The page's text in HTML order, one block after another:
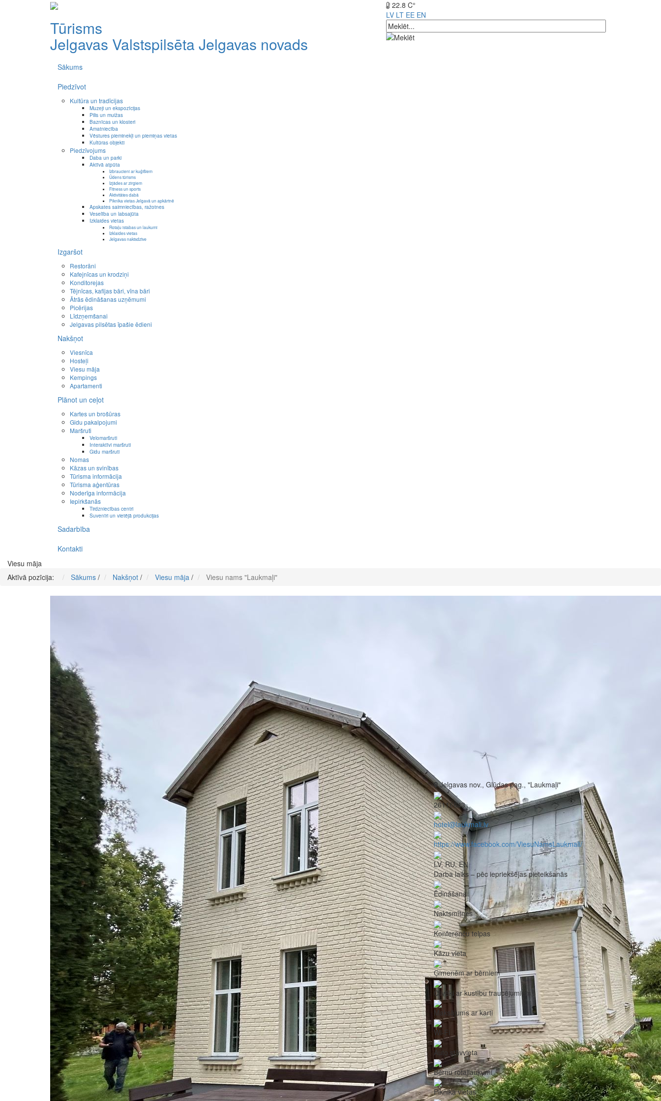
Tūrisms
Jelgavas Valstspilsēta Jelgavas novads
22.8 C°
LV LT EE EN
Sākums
Piedzīvot
Kultūra un tradīcijas
Muzeji un ekspozīcijas
Pilis un muižas
Baznīcas un klosteri
Amatniecība
Vēstures pieminekļi un piemiņas vietas
Kultūras objekti
Piedzīvojums
Daba un parki
Aktīvā atpūta
Izbraucieni ar kuģīšiem
Ūdens tūrisms
Izjādes ar zirgiem
Fitness un sports
Aktivitātes dabā
Piknika vietas Jelgavā un apkārtnē
Apskates saimniecības, ražotnes
Veselība un labsajūta
Izklaides vietas
Rotaļu istabas un laukumi
Izklaides vietas
Jelgavas naktsdzīve
Izgaršot
Restorāni
Kafejnīcas un krodziņi
Konditorejas
Tējnīcas, kafijas bāri, vīna bāri
Ātrās ēdināšanas uzņēmumi
Picērijas
Līdzņemšanai
Jelgavas pilsētas īpašie ēdieni
Nakšņot
Viesnīca
Hosteļi
Viesu māja
Kempings
Apartamenti
Plānot un ceļot
Kartes un brošūras
Gidu pakalpojumi
Maršruti
Velomaršruti
Interaktīvi maršruti
Gidu maršruti
Nomas
Kāzas un svinības
Tūrisma informācija
Tūrisma aģentūras
Noderīga informācija
Iepirkšanās
Tirdzniecības centri
Suvenīri un vietējā produkcijas
Sadarbība
Kontakti
Viesu māja
Aktīvā pozīcija:
Sākums / Nakšņot / Viesu māja / Viesu nams "Laukmaļi"
Jelgavas nov., Glūdas pag., "Laukmaļi"
26116643
hotel@laukmali.lv
https://www.facebook.com/ViesuNamsLaukmali/
LV, RU, EN
Darba laiks – pēc iepriekšējas pieteikšanās
Ēdināšana
Naktsmītnes
Konferenču telpas
Kāzu vieta
Ģimenēm ar bērniem
Cilvēki ar kustību traucējumiem
Maksājums ar karti
Wi-Fi
Auto stāvvieta
Bērnu rotaļlaukumi
Piknika vietas